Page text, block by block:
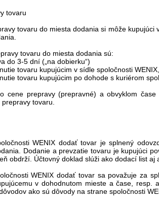
tovaru
tovaru do miesta dodania si môže
tovaru do miesta dodania sú:
do 3-5 dní („na dobierku“)
tovaru kupujúcim v sídle spoločnosti
tovaru kupujúcim po dohode s kuriérom
cene prepravy (prepravné) a obvyklom
tovaru.
WENIX dodať tovar je splnený
Dodanie a prevzatie tovaru je kupujúci
obdrží. Účtovný doklad slúži ako dodací list aj
WENIX dodať tovar sa považuje za
v dohodnutom mieste a čase,
ako sú dôvody na strane spoločnosti